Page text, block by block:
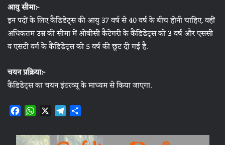
आयु सीमा:-
इन पदों के लिए कैंडिडेट्स की आयु 37 वर्ष से 40 वर्ष के बीच होनी चाहिए. वहीं
अधिकतम उम्र की सीमा में ओबीसी कैटेगरी के कैंडिडेट्स को 3 वर्ष और एससी
व एसटी वर्ग के कैंडिडेट्स को 5 वर्ष की छूट दी गई है.
चयन प्रक्रिया:-
कैंडिडेट्स का चयन इंटरव्यू के माध्यम से किया जाएगा.
F
c
W
a
X T
l a